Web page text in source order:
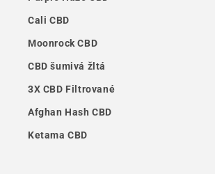
Cali CBD
Moonrock CBD
CBD šumivá žltá
3X CBD Filtrované
Afghan Hash CBD
Ketama CBD